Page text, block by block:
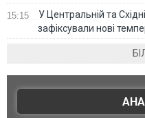
15:15
У Центральній та
зафіксували нові